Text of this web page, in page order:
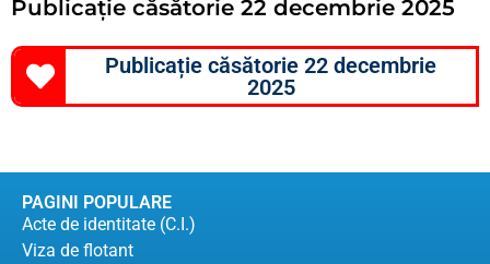
Publicație căsătorie 22 decembrie 2025
Publicație căsătorie 22 decembrie
2025
PAGINI POPULARE
Acte de identitate (C.I.)
Viza de flotant